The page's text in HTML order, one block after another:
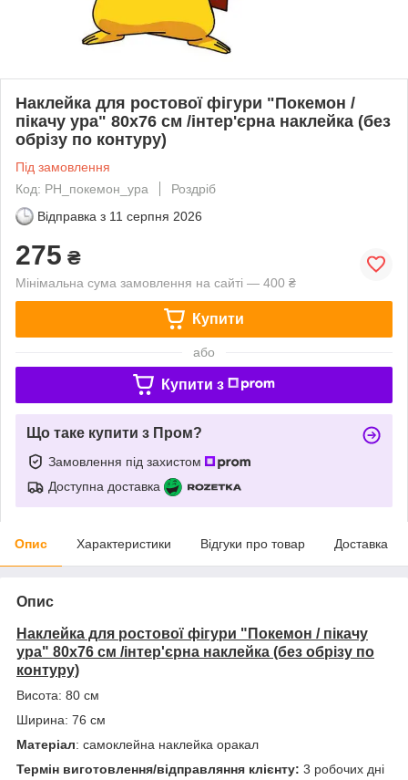
Наклейка для ростової фігури "Покемон /
пікачу ура" 80х76 см /інтер'єрна наклейка (без
обрізу по контуру)
Під замовлення
Код: РН_покемон_ура
Роздріб
Відправка з 11 серпня 2026
275 ₴
Мінімальна сума замовлення на сайті — 400 ₴
Купити
або
Купити з
Що таке купити з Пром?
Замовлення під захистом
Доступна доставка
Опис Характеристики Відгуки про товар Доставка
Опис
Наклейка для ростової фігури "Покемон / пікачу
ура" 80х76 см /інтер'єрна наклейка (без обрізу по
контуру)
Висота: 80 см
Ширина: 76 см
Матеріал: самоклейна наклейка оракал
Термін виготовлення/відправляння клієнту: 3 робочих дні